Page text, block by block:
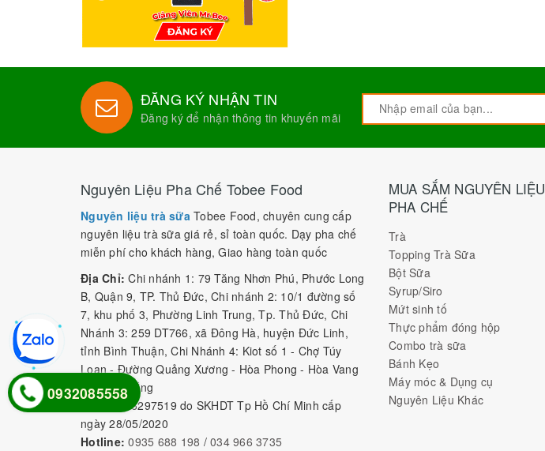
ĐĂNG KÝ NHẬN TIN
Đăng ký để nhận thông tin khuyến mãi
Nguyên Liệu Pha Chế Tobee Food
Nguyên liệu trà sữa Tobee Food, chuyên cung cấp
nguyên liệu trà sữa giá rẻ, sỉ toàn quốc. Dạy pha chế
miễn phí cho khách hàng, Giao hàng toàn quốc
Địa Chỉ: Chi nhánh 1: 79 Tăng Nhơn Phú, Phước Long
B, Quận 9, TP. Thủ Đức, Chi nhánh 2: 10/1 đường số
7, khu phố 3, Phường Linh Trung, Tp. Thủ Đức, Chi
Nhánh 3: 259 DT766, xã Đông Hà, huyện Đức Linh,
tỉnh Bình Thuận, Chi Nhánh 4: Kiot số 1 - Chợ Túy
Loan - Đường Quảng Xương - Hòa Phong - Hòa Vang
- TP. Đà Nẵng
0316297519 do SKHDT Tp Hồ Chí Minh cấp
ngày 28/05/2020
Hotline: 0935 688 198 / 034 966 3735
MUA SẮM NGUYÊN LIỆU
PHA CHẾ
Trà
Topping Trà Sữa
Bột Sữa
Syrup/Siro
Mứt sinh tố
Thực phẩm đóng hộp
Combo trà sữa
Bánh Kẹo
Máy móc & Dụng cụ
Nguyên Liệu Khác
0932085558